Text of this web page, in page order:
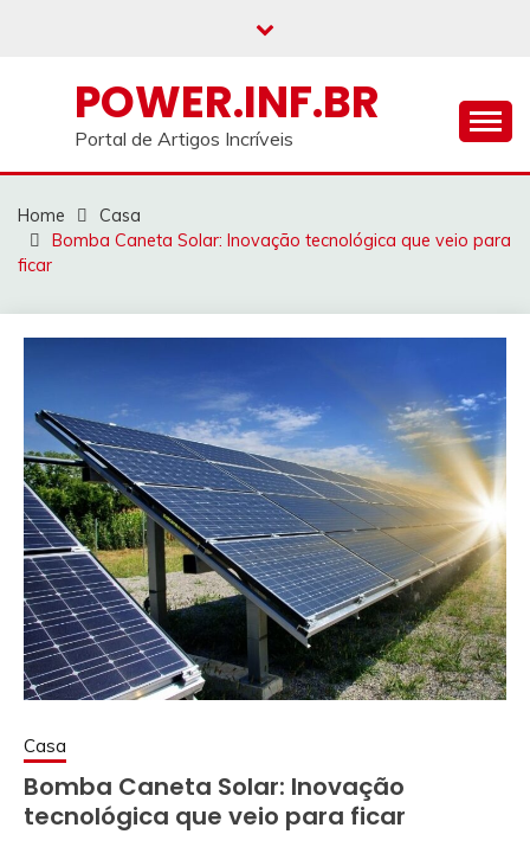
POWER.INF.BR
Portal de Artigos Incríveis
Home
Casa
Bomba Caneta Solar: Inovação tecnológica que veio para
ficar
Casa
Bomba Caneta Solar: Inovação
tecnológica que veio para ficar